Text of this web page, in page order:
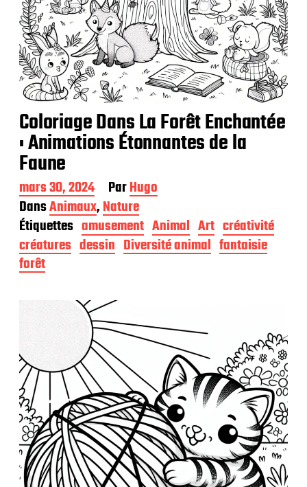
Coloriage Dans La Forêt Enchantée
: Animations Étonnantes de la
Faune
D
a
t
e
d
e
p
a
t
i
o
n
mars 30, 2024 ParHugo
DansAnimaux,Nature
Étiquettes amusement Animal Art créativité
créatures dessin Diversité animal fantaisie
forêt